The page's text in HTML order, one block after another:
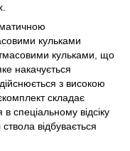
кульками
кульками, що
накачується
з високою
складає
спеціальному відсіку
відбувається